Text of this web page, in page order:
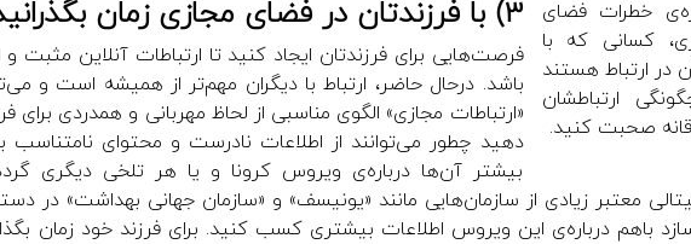
خطرات فضای
کسانی که با
در ارتباط هستند
ارتباطشان
صحبت کنید.
3) با فرزندتان در فضای مجازی زمان بگذرانید
فرصت‌هایی برای فرزندتان ایجاد کنید تا ارتباطات آنلاین مثبت
باشد. درحال حاضر، ارتباط با دیگران مهم‌تر از همیشه است و
«ارتباطات مجازی» الگوی مناسبی از لحاظ مهربانی و همدردی
دهید چطور می‌توانند از اطلاعات نادرست و محتوای
بیشتر آن‌ها درباره‌ی ویروس کرونا و یا هر تلخی دیگری
معتبر زیادی از سازمان‌هایی مانند «یونیسف» و «سازمان جهانی بهداشت» در
باهم درباره‌ی این ویروس اطلاعات بیشتری کسب کنید. برای فرزند خود زمان